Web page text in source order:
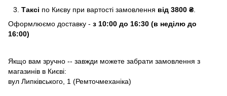
Таксі по Києву при вартості замовлення від 3800 ₴.
Оформлюємо доставку - з 10:00 до 16:30 (в неділю до
16:00)
Якщо вам зручно -- завжди можете забрати замовлення з
магазинів в Києві:
вул Липківського, 1 (Ремточмеханіка)